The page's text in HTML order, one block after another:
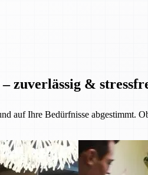
zuverlässig &
auf Ihre Bedürfnisse abgestimmt.